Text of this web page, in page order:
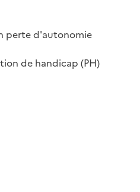
perte d'autonomie
de handicap (PH)